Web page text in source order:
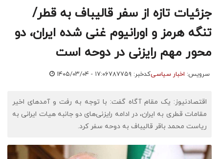
جزئیات تازه از سفر قالیباف به قطر/
تنگه هرمز و اورانیوم غنی شده ایران، دو
محور مهم رایزنی در دوحه است
سرویس: اخبار سیاسیکدخبر: ۷۸۷۷۵۹ ۱۴۰۵/۰۳/۰۴ - ۱۷:۰۶
اقتصادنیوز: یک مقام آگاه گفت: با توجه به رفت و آمدهای اخیر
مقامات قطری به ایران، در ادامه رایزنی‌های دو جانبه هیات ایرانی به
ریاست محمد باقر قالیباف به دوحه سفر کرد.